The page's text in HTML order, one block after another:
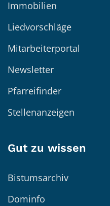
Immobilien
Liedvorschläge
Mitarbeiterportal
Newsletter
Pfarreifinder
Stellenanzeigen
Gut zu wissen
Bistumsarchiv
Dominfo